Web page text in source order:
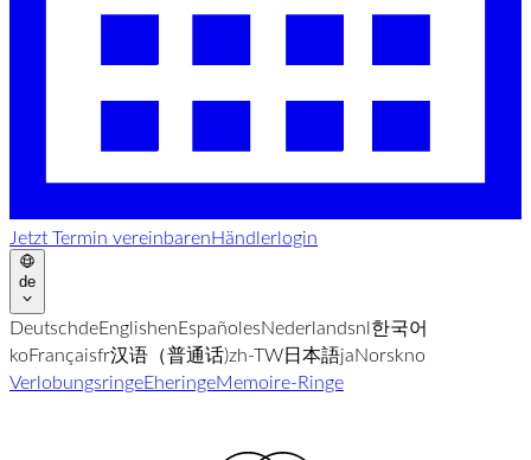
Jetzt Termin vereinbarenHändlerlogin
de
DeutschdeEnglishenEspañolesNederlandsnl한국어
koFrançaisfr汉语（普通话)zh-TW日本語jaNorskno
VerlobungsringeEheringeMemoire-Ringe